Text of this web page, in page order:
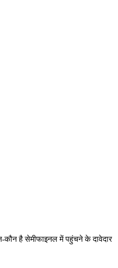
कौन है सेमीफाइनल में पहुंचने के दावेदार